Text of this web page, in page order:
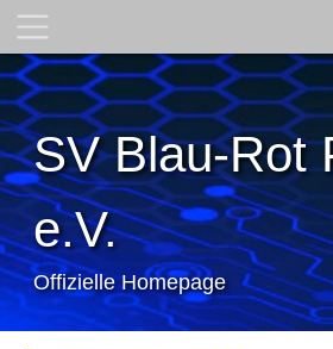
SV Blau-Rot
e.V.
Offizielle Homepage